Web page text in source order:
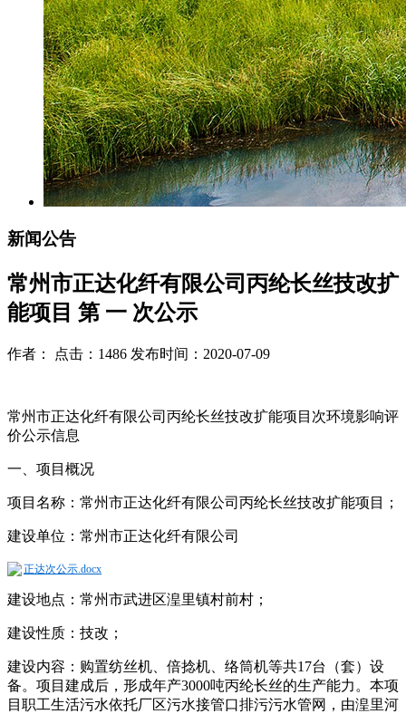
新闻公告
常州市正达化纤有限公司丙纶长丝技改扩
能项目 第 一 次公示
作者： 点击：1486 发布时间：2020-07-09
常州市正达化纤有限公司丙纶长丝技改扩能项目次环境影响评
价公示信息
一、项目概况
项目名称：常州市正达化纤有限公司丙纶长丝技改扩能项目；
建设单位：常州市正达化纤有限公司
正达次公示.docx
建设地点：常州市武进区湟里镇村前村；
建设性质：技改；
建设内容：购置纺丝机、倍捻机、络筒机等共17台（套）设
备。项目建成后，形成年产3000吨丙纶长丝的生产能力。本项
目职工生活污水依托厂区污水接管口排污污水管网，由湟里河